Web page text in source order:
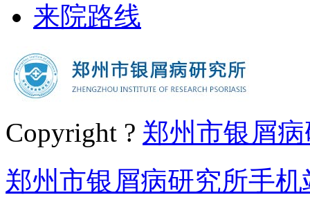
来院路线
Copyright ? 郑州市银屑
郑州市银屑病研究所手机